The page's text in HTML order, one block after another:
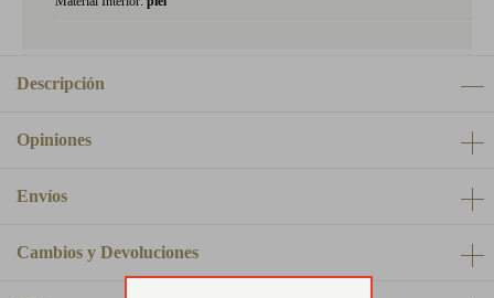
Descripción
Opiniones
Envíos
Cambios y Devoluciones